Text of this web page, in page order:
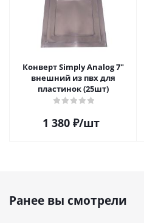
Конверт Simply Analog 7"
внешний из пвх для
пластинок (25шт)
1 380₽/шт
Ранее вы смотрели